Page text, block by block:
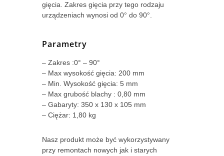
gięcia. Zakres gięcia przy tego rodzaju
urządzeniach wynosi od 0° do 90°.
Parametry
– Zakres :0° – 90°
– Max wysokość gięcia: 200 mm
– Min. Wysokość gięcia: 5 mm
– Max grubość blachy : 0,80 mm
– Gabaryty: 350 x 130 x 105 mm
– Ciężar: 1,80 kg
Nasz produkt może być wykorzystywany
przy remontach nowych jak i starych